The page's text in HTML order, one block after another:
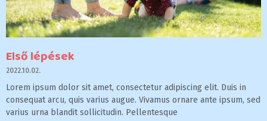
Első lépések
2022.10.02.
Lorem ipsum dolor sit amet, consectetur adipiscing elit. Duis in
consequat arcu, quis varius augue. Vivamus ornare ante ipsum, sed
varius urna blandit sollicitudin. Pellentesque